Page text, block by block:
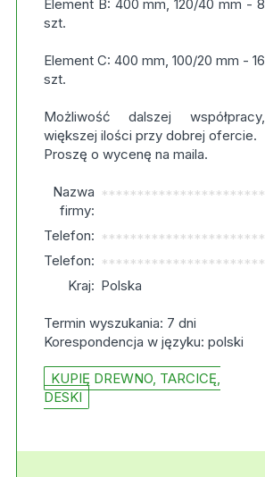
Element B: 400 mm, 120/40 mm - 8
szt.
Element C: 400 mm, 100/20 mm - 16
szt.
Możliwość dalszej współpracy,
większej ilości przy dobrej ofercie.
Proszę o wycenę na maila.
Nazwa
firmy:
***********************
Telefon: ***********************
Telefon: ***********************
Kraj: Polska
Termin wyszukania: 7 dni
Korespondencja w języku: polski
KUPIĘ DREWNO, TARCICĘ,
DESKI